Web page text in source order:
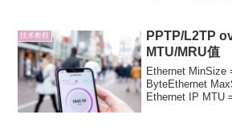
按照VyprVPN的
技术教程
PPTP/L2TP
MTU/MRU值
Ethernet MinSize
ByteEthernet
Ethernet IP MTU